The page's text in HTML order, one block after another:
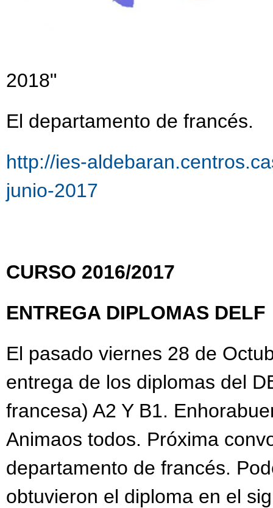
2018"
El departamento de francés.
http://ies-
junio-2017
CURSO 2016/2017
ENTREGA DIPLOMAS DELF
El pasado viernes 28 de
entrega de los diplomas del
francesa) A2 Y B1.
Animaos todos. Próxima
departamento de francés.
obtuvieron el diploma en el